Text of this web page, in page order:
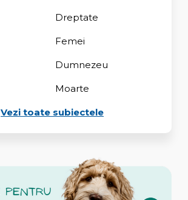
Dreptate
Femei
Dumnezeu
Moarte
Vezi toate subiectele